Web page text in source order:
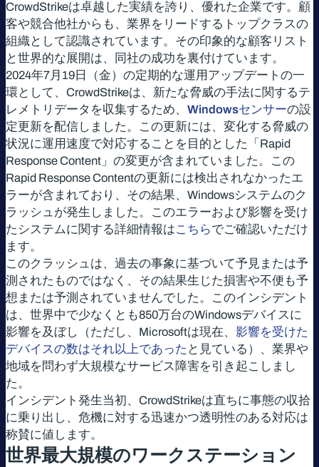
CrowdStrikeは卓越した実績を誇り、優れた企業です。顧
客や競合他社からも、業界をリードするトップクラスの
組織として認識されています。その印象的な顧客リスト
と世界的な展開は、同社の成功を裏付けています。
2024年7月19日（金）の定期的な運用アップデートの一
環として、CrowdStrikeは、新たな脅威の手法に関するテ
レメトリデータを収集するため、 Windowsセンサーの設
定更新を配信しました。この更新には、変化する脅威の
状況に運用速度で対応することを目的とした「Rapid
Response Content」の変更が含まれていました。この
Rapid Response Contentの更新には検出されなかったエ
ラーが含まれており、その結果、Windowsシステムのク
ラッシュが発生しました。このエラーおよび影響を受け
たシステムに関する詳細情報はこちらでご確認いただけ
ます。
このクラッシュは、過去の事象に基づいて予見または予
測されたものではなく、その結果生じた損害や不便も予
想または予測されていませんでした。このインシデント
は、世界中で少なくとも850万台のWindowsデバイスに
影響を及ぼし（ただし、Microsoftは現在、 影響を受けた
デバイスの数はそれ以上であった と見ている）、業界や
地域を問わず大規模なサービス障害を引き起こしまし
た。
インシデント発生当初、CrowdStrikeは直ちに事態の収拾
に乗り出し、危機に対する迅速かつ透明性のある対応は
称賛に値します。
世界最大規模のワークステーション